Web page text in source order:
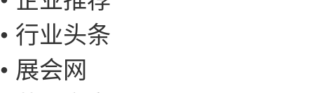
• 行业头条
• 展会网